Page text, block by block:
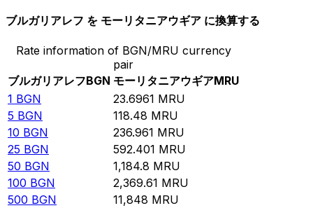
ブルガリアレフ を モーリタニアウギア に換算する
Rate information of BGN/MRU currency
pair
ブルガリアレフBGN モーリタニアウギアMRU
1 BGN 23.6961 MRU
5 BGN 118.48 MRU
10 BGN 236.961 MRU
25 BGN 592.401 MRU
50 BGN 1,184.8 MRU
100 BGN 2,369.61 MRU
500 BGN 11,848 MRU